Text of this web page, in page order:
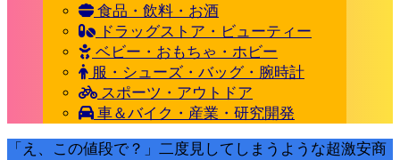
食品・飲料・お酒
ドラッグストア・ビューティー
ベビー・おもちゃ・ホビー
服・シューズ・バッグ・腕時計
スポーツ・アウトドア
車＆バイク・産業・研究開発
「え、この値段で？」二度見してしまうような超激安商